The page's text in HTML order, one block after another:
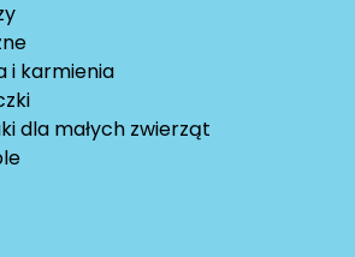
i karmienia
dla małych zwierząt